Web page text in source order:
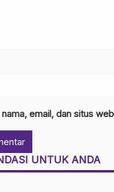
nama, email, dan situs
UNTUK ANDA